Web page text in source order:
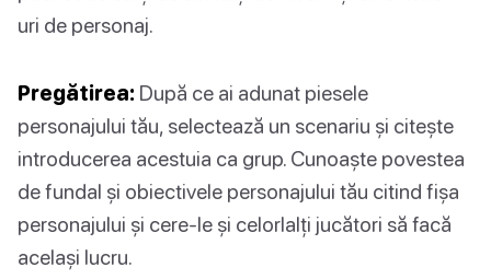
uri de personaj.
Pregătirea: După ce ai adunat piesele
personajului tău, selectează un scenariu și citește
introducerea acestuia ca grup. Cunoaște povestea
de fundal și obiectivele personajului tău citind fișa
personajului și cere-le și celorlalți jucători să facă
același lucru.